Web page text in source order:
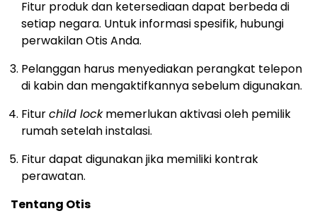
Fitur produk dan ketersediaan dapat berbeda di
setiap negara. Untuk informasi spesifik, hubungi
perwakilan Otis Anda.
Pelanggan harus menyediakan perangkat telepon
di kabin dan mengaktifkannya sebelum digunakan.
Fiturchild lockmemerlukan aktivasi oleh pemilik
rumah setelah instalasi.
Fitur dapat digunakan jika memiliki kontrak
perawatan.
Tentang Otis